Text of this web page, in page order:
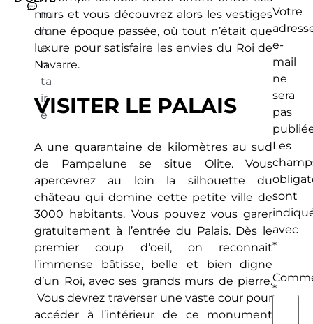
m
m
e
n
ta
ir
e
murs et vous découvrez alors les vestiges
d’une époque passée, où tout n’était que
luxure pour satisfaire les envies du Roi de
Navarre.
VISITER LE PALAIS
A une quarantaine de kilomètres au sud
de Pampelune se situe Olite. Vous
apercevrez au loin la silhouette du
château qui domine cette petite ville de
3000 habitants. Vous pouvez vous garer
gratuitement à l’entrée du Palais. Dès le
premier coup d’oeil, on reconnait
l’immense bâtisse, belle et bien digne
d’un Roi, avec ses grands murs de pierre.
Vous devrez traverser une vaste cour pour
accéder à l’intérieur de ce monument
Votre
e-
mail
ne
sera
pas
Les
sont
avec
*
*